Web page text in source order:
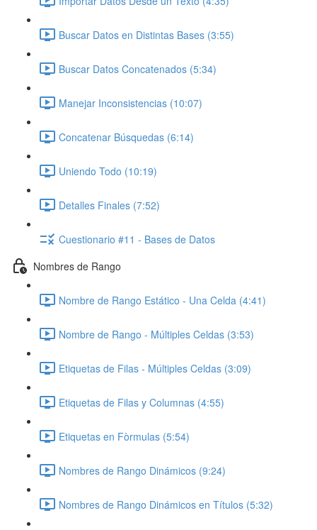
Buscar Datos en Distintas Bases (3:55)
Buscar Datos Concatenados (5:34)
Manejar Inconsistencias (10:07)
Concatenar Búsquedas (6:14)
Uniendo Todo (10:19)
Detalles Finales (7:52)
Cuestionario #11 - Bases de Datos
Nombres de Rango
Nombre de Rango Estático - Una Celda (4:41)
Nombre de Rango - Múltiples Celdas (3:53)
Etiquetas de Filas - Múltiples Celdas (3:09)
Etiquetas de Filas y Columnas (4:55)
Etiquetas en Fòrmulas (5:54)
Nombres de Rango Dinámicos (9:24)
Nombres de Rango Dinámicos en Títulos (5:32)